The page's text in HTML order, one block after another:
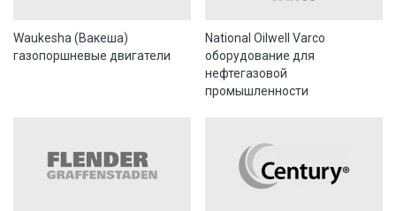
Waukesha (Вакеша)
газопоршневые двигатели
National Oilwell Varco
оборудование для
нефтегазовой
промышленности